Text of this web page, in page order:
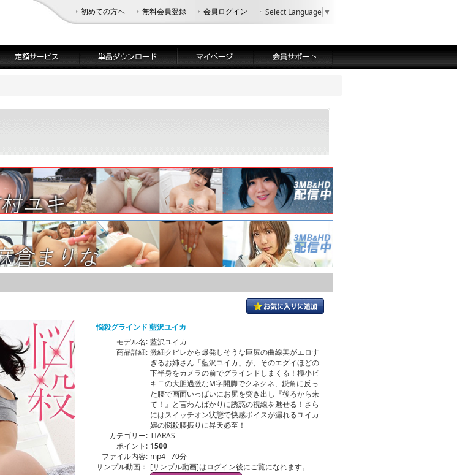
初めての方へ 無料会員登録 会員ログイン Select Language ▼
悩殺グラインド 藍沢ユイカ
モデル名: 藍沢ユイカ
商品詳細: 激細クビレから爆発しそうな巨尻の曲線美がエロす
ぎるお姉さん「藍沢ユイカ」が、そのエグイほどの
下半身をカメラの前でグラインドしまくる！極小ビ
キニの大胆過激なM字開脚でクネクネ、鋭角に反っ
た腰で画面いっぱいにお尻を突き出し『後ろから来
て！』と言わんばかりに誘惑の視線を魅せる！さら
にはスイッチオン状態で快感ボイスが漏れるユイカ
嬢の悩殺腰振りに昇天必至！
カテゴリー: TIARAS
ポイント: 1500
ファイル内容: mp4 70分
サンプル動画： [サンプル動画]はログイン後にご覧になれます。